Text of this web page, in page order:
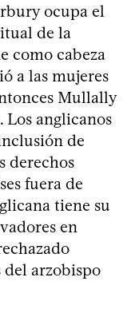
ocupa el
de la
como cabeza
a las mujeres
Mullally
Los anglicanos
de
derechos
fuera de
tiene su
en
arzobispo